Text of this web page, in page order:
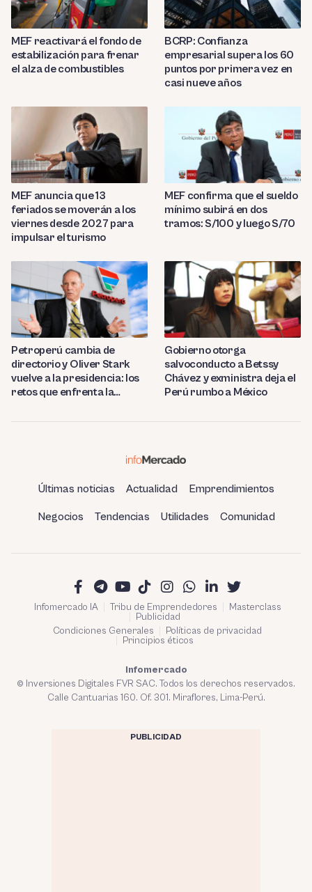
MEF reactivará el fondo de
estabilización para frenar
el alza de combustibles
BCRP: Confianza
empresarial supera los 60
puntos por primera vez en
casi nueve años
MEF anuncia que 13
feriados se moverán a los
viernes desde 2027 para
impulsar el turismo
MEF confirma que el sueldo
mínimo subirá en dos
tramos: S/100 y luego S/70
Petroperú cambia de
directorio y Oliver Stark
vuelve a la presidencia: los
retos que enfrenta la
Gobierno otorga
salvoconducto a Betssy
Chávez y exministra deja el
Perú rumbo a México
Últimas noticias Actualidad Emprendimientos
Negocios Tendencias Utilidades Comunidad
Infomercado IA Tribu de Emprendedores
Masterclass
Publicidad
Condiciones Generales
Políticas de privacidad
Principios éticos
Infomercado
© Inversiones Digitales FVR SAC. Todos los derechos reservados.
Calle Cantuarias 160. Of. 301. Miraflores, Lima-Perú.
PUBLICIDAD